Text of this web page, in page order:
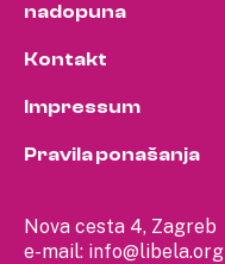
Nova cesta 4, Zagreb
e-mail: info@libela.org
nadopuna
Kontakt
Impressum
Pravila ponašanja